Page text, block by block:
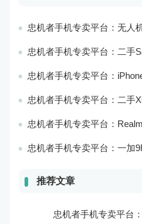
忠机者手机专卖平台：无人机技术将推动
忠机者手机专卖平台：二手Samsung
忠机者手机专卖平台：iPhone 14
忠机者手机专卖平台：二手Xiaomi
忠机者手机专卖平台：Realme宣布会推出
忠机者手机专卖平台：一加9R市场
推荐文章